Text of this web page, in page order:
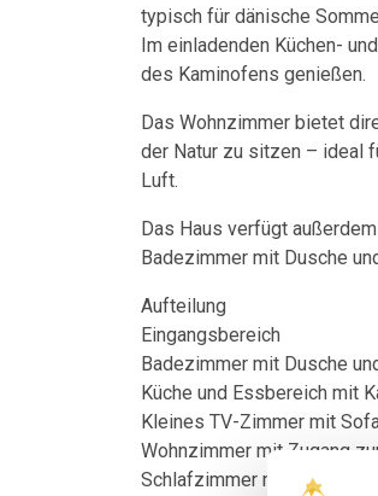
typisch für dänische
Im einladenden Küchen-
des Kaminofens genießen.
Das Wohnzimmer bietet
der Natur zu sitzen – ideal
Luft.
Das Haus verfügt
Badezimmer mit Dusche
Aufteilung
Eingangsbereich
Badezimmer mit Dusche
Küche und Essbereich mit
Kleines TV-Zimmer mit
Wohnzimmer mit Zugang
Schlafzimmer mit Doppelbett